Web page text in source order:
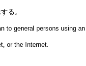
る。
to general persons using
or the Internet.